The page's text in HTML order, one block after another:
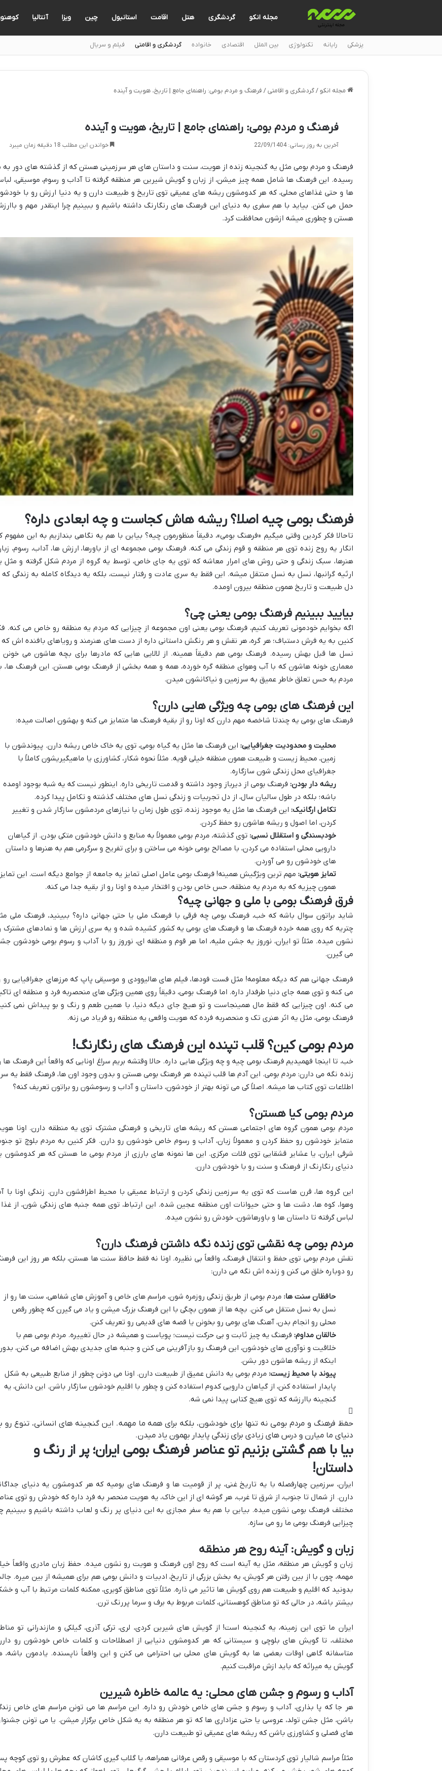
مجله انکو گردشگری هتل اقامت استانبول چین ویزا آنتالیا
پزشکی رایانه تکنولوژی بین الملل اقتصادی خانواده گردشگری و اقامتی فیلم و سریال
مجله انکو / گردشگری و اقامتی / فرهنگ و مردم بومی: راهنمای جامع | تاریخ، هویت و آینده
فرهنگ و مردم بومی: راهنمای جامع | تاریخ، هویت و آینده
آخرین به روز رسانی: 22/09/1404 خواندن این مطلب 18 دقیقه زمان میبرد
فرهنگ و مردم بومی مثل یه گنجینه زنده از هویت، سنت و داستان های هر سرزمینی هستن که از گذشته های دور به
رسیده. این فرهنگ ها شامل همه چیز میشن، از زبان و گویش شیرین هر منطقه گرفته تا آداب و رسوم، موسیقی،
ها و حتی غذاهای محلی، که هر کدومشون ریشه های عمیقی توی تاریخ و طبیعت دارن و یه دنیا ارزش رو با
حمل می کنن. بیاید با هم سفری به دنیای این فرهنگ های رنگارنگ داشته باشیم و ببینیم چرا اینقدر مهم و
هستن و چطوری میشه ازشون محافظت کرد.
فرهنگ بومی چیه اصلا؟ ریشه هاش کجاست و چه ابعادی داره؟
تاحالا فکر کردین وقتی میگیم «فرهنگ بومی»، دقیقاً منظورمون چیه؟ بیاین با هم یه نگاهی بندازیم به این مفهوم
انگار یه روح زنده توی هر منطقه و قوم زندگی می کنه. فرهنگ بومی مجموعه ای از باورها، ارزش ها، آداب، رسوم،
هنرها، سبک زندگی و حتی روش های امرار معاشه که توی یه جای خاص، توسط یه گروه از مردم شکل گرفته و مثل
ارثیه گرانبها، نسل به نسل منتقل میشه. این فقط یه سری عادت و رفتار نیست، بلکه یه دیدگاه کامله به زندگی که
دل طبیعت و تاریخ همون منطقه بیرون اومده.
بیایید ببینیم فرهنگ بومی یعنی چی؟
اگه بخوایم خودمونی تعریف کنیم، فرهنگ بومی یعنی اون مجموعه از چیزایی که مردم یه منطقه رو خاص می کنه.
کنین به یه فرش دستباف؛ هر گره، هر نقش و هر رنگش داستانی داره از دست های هنرمند و رویاهای بافنده اش که
نسل ها قبل بهش رسیده. فرهنگ بومی هم دقیقاً همینه. از لالایی هایی که مادرها برای بچه هاشون می خونن
معماری خونه هاشون که با آب وهوای منطقه گره خورده، همه و همه بخشی از فرهنگ بومی هستن. این فرهنگ ها،
مردم یه حس تعلق خاطر عمیق به سرزمین و نیاکانشون میدن.
این فرهنگ های بومی چه ویژگی هایی دارن؟
فرهنگ های بومی یه چندتا شاخصه مهم دارن که اونا رو از بقیه فرهنگ ها متمایز می کنه و بهشون اصالت میده:
محلیت و محدودیت جغرافیایی: این فرهنگ ها مثل یه گیاه بومی، توی یه خاک خاص ریشه دارن. پیوندشون با
زمین، محیط زیست و طبیعت همون منطقه خیلی قویه. مثلاً نحوه شکار، کشاورزی یا ماهیگیریشون کاملاً با
جغرافیای محل زندگی شون سازگاره.
ریشه دار بودن: فرهنگ بومی از دیرباز وجود داشته و قدمت تاریخی داره. اینطور نیست که یه شبه بوجود اومده
باشه؛ بلکه در طول سالیان سال، از دل تجربیات و زندگی نسل های مختلف گذشته و تکامل پیدا کرده.
تکامل ارگانیک: این فرهنگ ها مثل یه موجود زنده، توی طول زمان با نیازهای مردمشون سازگار شدن و تغییر
کردن، اما اصول و ریشه هاشون رو حفظ کردن.
خودبسندگی و استقلال نسبی: توی گذشته، مردم بومی معمولاً به منابع و دانش خودشون متکی بودن. از گیاهان
دارویی محلی استفاده می کردن، با مصالح بومی خونه می ساختن و برای تفریح و سرگرمی هم به هنرها و داستان
های خودشون رو می آوردن.
تمایز هویتی: مهم ترین ویژگیش همینه! فرهنگ بومی عامل اصلی تمایز یه جامعه از جوامع دیگه است. این تمایز
همون چیزیه که به مردم یه منطقه، حس خاص بودن و افتخار میده و اونا رو از بقیه جدا می کنه.
فرق فرهنگ بومی با ملی و جهانی چیه؟
شاید براتون سوال باشه که خب، فرهنگ بومی چه فرقی با فرهنگ ملی یا حتی جهانی داره؟ ببینید، فرهنگ ملی
چتریه که روی همه خرده فرهنگ ها و فرهنگ های بومی یه کشور کشیده شده و یه سری ارزش ها و نمادهای مشترک
نشون میده. مثلاً تو ایران، نوروز یه جشن ملیه، اما هر قوم و منطقه ای، نوروز رو با آداب و رسوم بومی خودشون
می گیرن.
فرهنگ جهانی هم که دیگه معلومه! مثل فست فودها، فیلم های هالیوودی و موسیقی پاپ که مرزهای جغرافیایی رو
می کنه و توی همه جای دنیا طرفدار داره. اما فرهنگ بومی، دقیقاً روی همین ویژگی های منحصربه فرد و منطقه ای
می کنه. اون چیزایی که فقط مال همینجاست و تو هیچ جای دیگه دنیا، با همین طعم و رنگ و بو پیداش نمی
فرهنگ بومی، مثل یه اثر هنری تک و منحصربه فرده که هویت واقعی یه منطقه رو فریاد می زنه.
مردم بومی کین؟ قلب تپنده این فرهنگ های رنگارنگ!
خب، تا اینجا فهمیدیم فرهنگ بومی چیه و چه ویژگی هایی داره. حالا وقتشه بریم سراغ اونایی که واقعاً این فرهنگ ها
زنده نگه می دارن: مردم بومی. این آدم ها قلب تپنده هر فرهنگ بومی هستن و بدون وجود اون ها، فرهنگ فقط یه
اطلاعات توی کتاب ها میشه. اصلاً کی می تونه بهتر از خودشون، داستان و آداب و رسومشون رو براتون تعریف کنه؟
مردم بومی کیا هستن؟
مردم بومی همون گروه های اجتماعی هستن که ریشه های تاریخی و فرهنگی مشترک توی یه منطقه دارن. اونا
متمایز خودشون رو حفظ کردن و معمولاً زبان، آداب و رسوم خاص خودشون رو دارن. فکر کنین به مردم بلوچ تو
شرقی ایران، یا عشایر قشقایی توی فلات مرکزی. این ها نمونه های بارزی از مردم بومی ما هستن که هر کدومشون
دنیای رنگارنگ از فرهنگ و سنت رو با خودشون دارن.
این گروه ها، قرن هاست که توی یه سرزمین زندگی کردن و ارتباط عمیقی با محیط اطرافشون دارن. زندگی اونا با
وهوا، کوه ها، دشت ها و حتی حیوانات اون منطقه عجین شده. این ارتباط، توی همه جنبه های زندگی شون، از
لباس گرفته تا داستان ها و باورهاشون، خودش رو نشون میده.
مردم بومی چه نقشی توی زنده نگه داشتن فرهنگ دارن؟
نقش مردم بومی توی حفظ و انتقال فرهنگ، واقعاً بی نظیره. اونا نه فقط حافظ سنت ها هستن، بلکه هر روز این
رو دوباره خلق می کنن و زنده اش نگه می دارن:
حافظان سنت ها: مردم بومی از طریق زندگی روزمره شون، مراسم های خاص و آموزش های شفاهی، سنت ها رو از
نسل به نسل منتقل می کنن. بچه ها از همون بچگی با این فرهنگ بزرگ میشن و یاد می گیرن که چطور رقص
محلی رو انجام بدن، آهنگ های بومی رو بخونن یا قصه های قدیمی رو تعریف کنن.
خالقان مداوم: فرهنگ یه چیز ثابت و بی حرکت نیست؛ پویاست و همیشه در حال تغییره. مردم بومی هم با
خلاقیت و نوآوری های خودشون، این فرهنگ رو بازآفرینی می کنن و جنبه های جدیدی بهش اضافه می کنن،
اینکه از ریشه هاشون دور بشن.
پیوند با محیط زیست: مردم بومی یه دانش عمیق از طبیعت دارن. اونا می دونن چطور از منابع طبیعی به شکل
پایدار استفاده کنن، از گیاهان دارویی کدوم استفاده کنن و چطور با اقلیم خودشون سازگار باشن. این دانش، یه
گنجینه باارزشه که توی هیچ کتابی پیدا نمی شه.
حفظ فرهنگ و مردم بومی نه تنها برای خودشون، بلکه برای همه ما مهمه. این گنجینه های انسانی، تنوع رو
دنیای ما میارن و درس های زیادی برای زندگی پایدار بهمون یاد میدن.
بیا با هم گشتی بزنیم تو عناصر فرهنگ بومی ایران؛ پر از رنگ و
داستان!
ایران، سرزمین چهارفصله با یه تاریخ غنی، پر از قومیت ها و فرهنگ های بومیه که هر کدومشون یه دنیای
دارن. از شمال تا جنوب، از شرق تا غرب، هر گوشه ای از این خاک، یه هویت منحصر به فرد داره که خودش رو توی
مختلف فرهنگ بومی نشون میده. بیاین با هم یه سفر مجازی به این دنیای پر رنگ و لعاب داشته باشیم و ببینیم
چیزایی فرهنگ بومی ما رو می سازه.
زبان و گویش: آینه روح هر منطقه
زبان و گویش هر منطقه، مثل یه آینه است که روح اون فرهنگ و هویت رو نشون میده. حفظ زبان مادری واقعاً
مهمه، چون با از بین رفتن هر گویش، یه بخش بزرگی از تاریخ، ادبیات و دانش بومی هم برای همیشه از بین میره.
بدونید که اقلیم و طبیعت هم روی گویش ها تاثیر می ذاره. مثلاً توی مناطق کویری، ممکنه کلمات مرتبط با آب و
بیشتر باشه، در حالی که تو مناطق کوهستانی، کلمات مربوط به برف و سرما پررنگ ترن.
ایران ما توی این زمینه، یه گنجینه است! از گویش های شیرین کردی، لری، ترکی آذری، گیلکی و مازندرانی تو
مختلف، تا گویش های بلوچی و سیستانی که هر کدومشون دنیایی از اصطلاحات و کلمات خاص خودشون رو
متاسفانه گاهی اوقات بعضی ها به گویش های محلی بی احترامی می کنن و این واقعاً ناپسنده. یادمون باشه،
گویش یه میراثه که باید ازش مراقبت کنیم.
آداب و رسوم و جشن های محلی: یه عالمه خاطره شیرین
هر جا که پا بذاری، آداب و رسوم و جشن های خاص خودش رو داره. این مراسم ها می تونن مراسم های خاص
باشن، مثل جشن تولد، عروسی یا حتی عزاداری ها که تو هر منطقه به یه شکل خاص برگزار میشن. یا می تونن
های فصلی و کشاورزی باشن که ریشه های عمیقی تو طبیعت دارن.
مثلاً مراسم شالیار توی کردستان که با موسیقی و رقص عرفانی همراهه، یا گلاب گیری کاشان که عطرش رو توی کوچه